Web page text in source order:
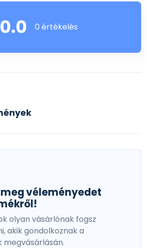
0.0 0 értékelés
meg véleményedet
olyan vásárlónak fogsz
akik gondolkoznak a
megvásárlásán.